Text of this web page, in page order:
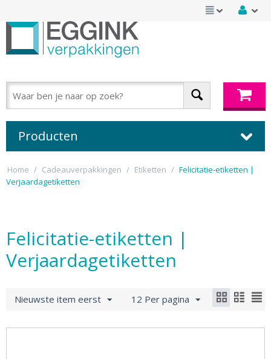
Producten
Home / Cadeauverpakkingen / Etiketten / Felicitatie-etiketten |
Verjaardagetiketten
Felicitatie-etiketten |
Verjaardagetiketten
Nieuwste item eerst 12 Per pagina